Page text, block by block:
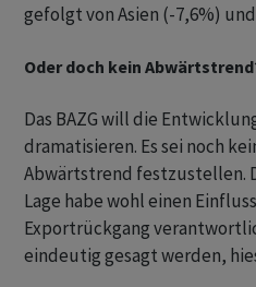
gefolgt von Asien (-7,6%)
Oder doch kein
Das BAZG will die
dramatisieren. Es sei noch
Abwärtstrend festzustellen.
Lage habe wohl einen
Exportrückgang
eindeutig gesagt werden,